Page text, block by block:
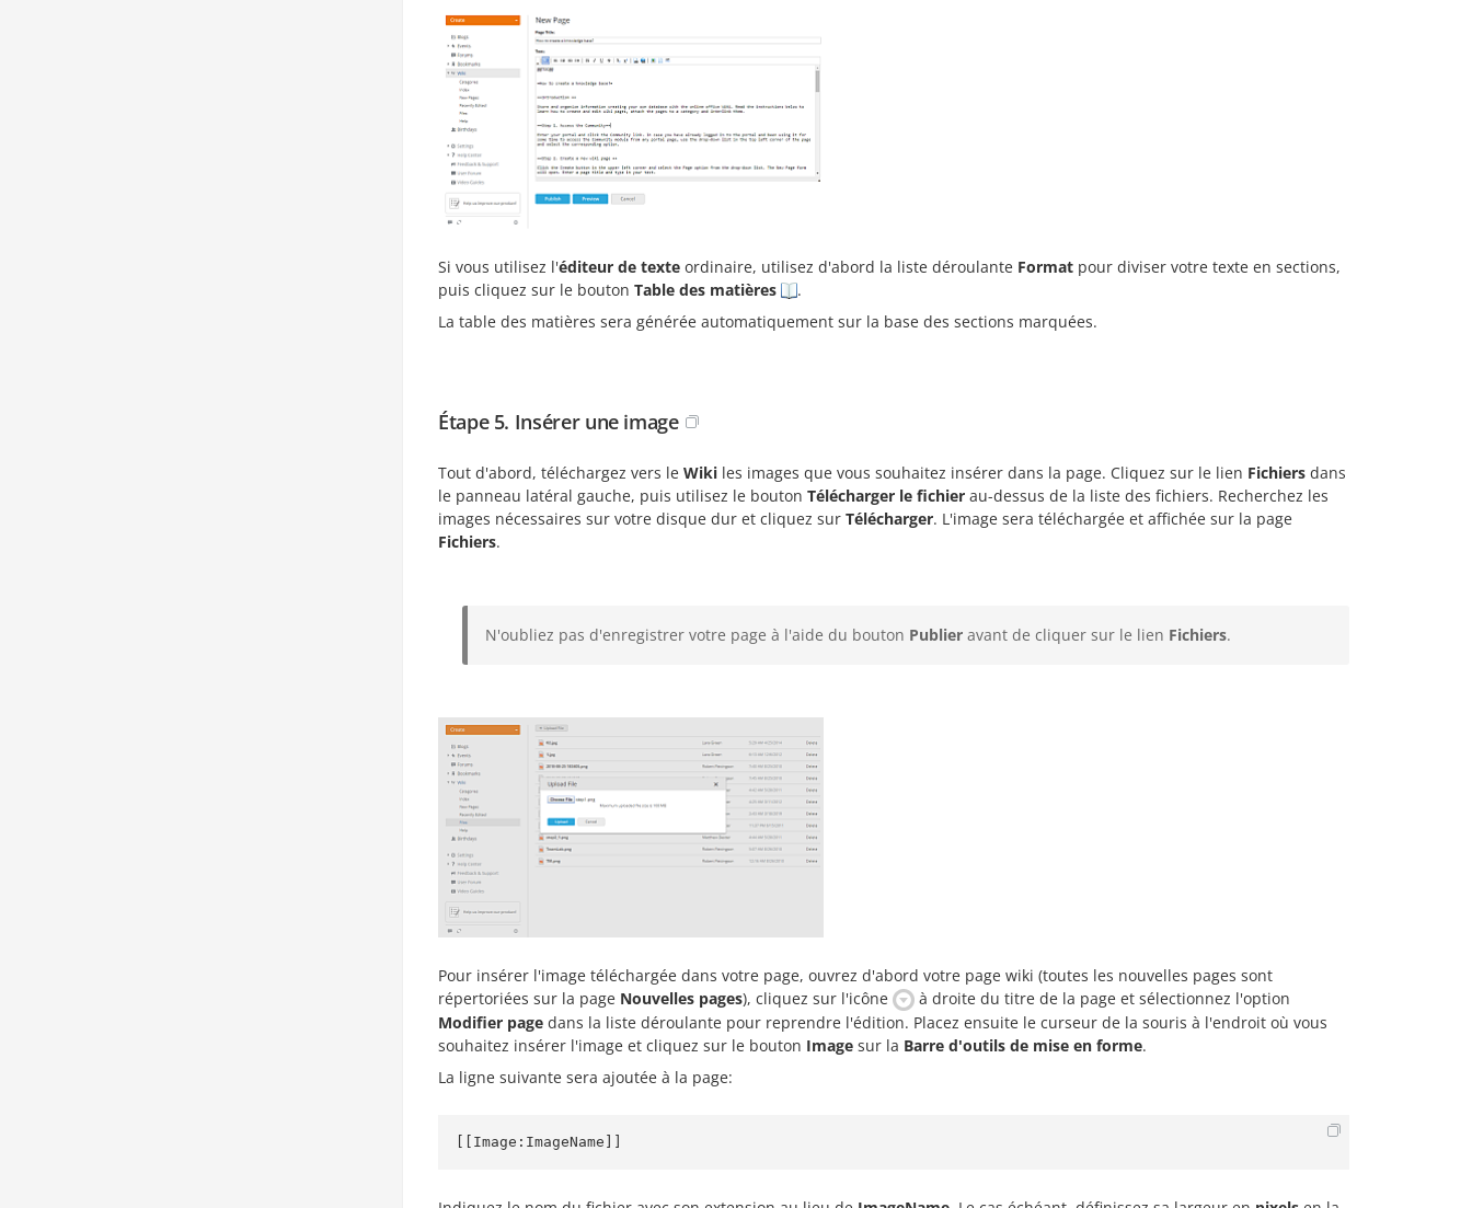
Si vous utilisez l'éditeur de texte ordinaire, utilisez d'abord la liste déroulante Format pour diviser votre texte en sections,
puis cliquez sur le bouton Table des matières
.
La table des matières sera générée automatiquement sur la base des sections marquées.
Étape 5. Insérer une image
Tout d'abord, téléchargez vers le Wiki les images que vous souhaitez insérer dans la page. Cliquez sur le lien Fichiers dans
le panneau latéral gauche, puis utilisez le bouton Télécharger le fichier au-dessus de la liste des fichiers. Recherchez les
images nécessaires sur votre disque dur et cliquez sur Télécharger. L'image sera téléchargée et affichée sur la page
Fichiers.
N'oubliez pas d'enregistrer votre page à l'aide du bouton Publier avant de cliquer sur le lien Fichiers.
Pour insérer l'image téléchargée dans votre page, ouvrez d'abord votre page wiki (toutes les nouvelles pages sont
répertoriées sur la page Nouvelles pages), cliquez sur l'icône
à droite du titre de la page et sélectionnez l'option
Modifier page dans la liste déroulante pour reprendre l'édition. Placez ensuite le curseur de la souris à l'endroit où vous
souhaitez insérer l'image et cliquez sur le bouton Image sur la Barre d'outils de mise en forme.
La ligne suivante sera ajoutée à la page:
[[Image:ImageName]]